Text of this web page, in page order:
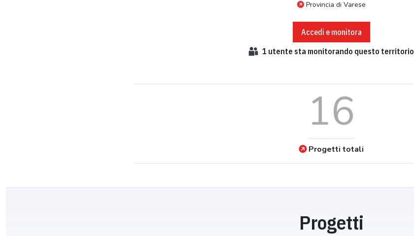
Provincia di Varese
Accedi e monitora
1 utente sta monitorando questo territorio
16
Progetti totali
Progetti